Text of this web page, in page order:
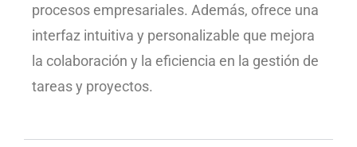
procesos empresariales. Además, ofrece una
interfaz intuitiva y personalizable que mejora
la colaboración y la eficiencia en la gestión de
tareas y proyectos.